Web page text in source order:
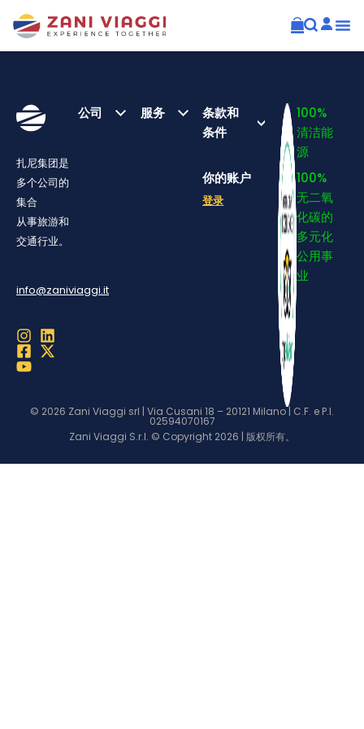
扎尼集团是
多个公司的
集合
从事旅游和
交通行业。
info@zaniviaggi.it
公司 服务
条款和
条件
你的账户
登录
100%
清洁能
源
100%
无二氧
化碳的
多元化
公用事
业
© 2026 Zani Viaggi srl | Via Cusani 18 – 20121 Milano | C.F. e P.I.
02594070167
Zani Viaggi S.r.l. © Copyright 2026 | 版权所有。